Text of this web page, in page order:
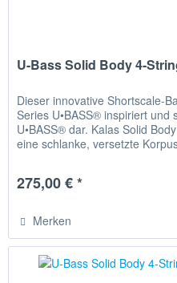
U-Bass Solid Body 4-
Dieser innovative Shortscale-
Series U•BASS® inspiriert und
U•BASS® dar. Kalas Solid
eine schlanke, versetzte
275,00 € *
Merken